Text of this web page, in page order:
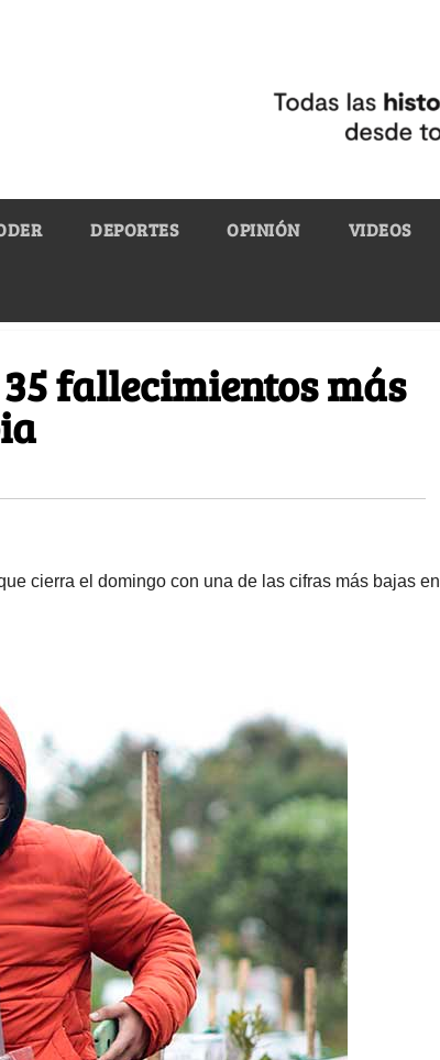
DEPORTES OPINIÓN VIDEOS
35 fallecimientos más
cierra el domingo con una de las cifras más bajas en